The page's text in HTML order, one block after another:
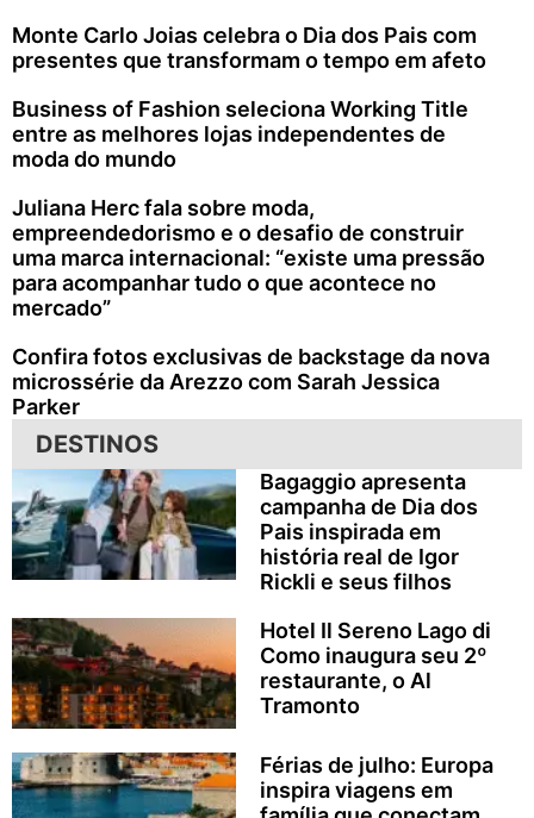
Monte Carlo Joias celebra o Dia dos Pais com
presentes que transformam o tempo em afeto
Business of Fashion seleciona Working Title
entre as melhores lojas independentes de
moda do mundo
Juliana Herc fala sobre moda,
empreendedorismo e o desafio de construir
uma marca internacional: “existe uma pressão
para acompanhar tudo o que acontece no
mercado”
Confira fotos exclusivas de backstage da nova
microssérie da Arezzo com Sarah Jessica
Parker
DESTINOS
Bagaggio apresenta
campanha de Dia dos
Pais inspirada em
história real de Igor
Rickli e seus filhos
Hotel Il Sereno Lago di
Como inaugura seu 2º
restaurante, o Al
Tramonto
Férias de julho: Europa
inspira viagens em